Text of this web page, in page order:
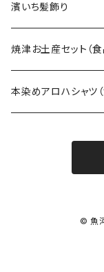
濱いち髪飾り
焼津お土産セット（食
本染めアロハシャツ
© 魚